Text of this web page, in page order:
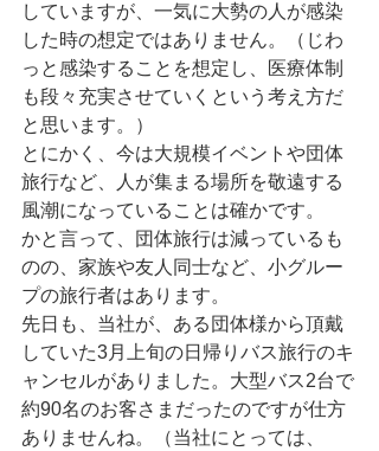
していますが、一気に大勢の人が感染
した時の想定ではありません。（じわ
っと感染することを想定し、医療体制
も段々充実させていくという考え方だ
と思います。）
とにかく、今は大規模イベントや団体
旅行など、人が集まる場所を敬遠する
風潮になっていることは確かです。
かと言って、団体旅行は減っているも
のの、家族や友人同士など、小グルー
プの旅行者はあります。
先日も、当社が、ある団体様から頂戴
していた3月上旬の日帰りバス旅行のキ
ャンセルがありました。大型バス2台で
約90名のお客さまだったのですが仕方
ありませんね。（当社にとっては、